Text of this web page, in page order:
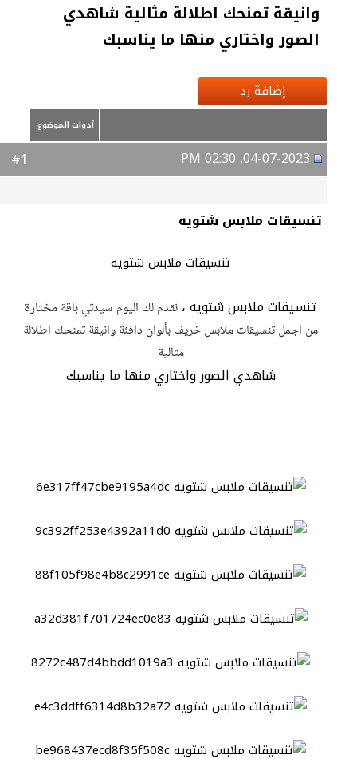
وانيقة تمنحك اطلالة مثالية شاهدي
الصور واختاري منها ما يناسبك
إضافة رد
أدوات الموضوع
1
تنسيقات ملابس شتويه
تنسيقات ملابس شتويه
تنسيقات ملابس شتويه ، نقدم لك اليوم سيدتي باقة مختارة
من اجمل تنسيقات ملابس خريف بألوان دافئة وانيقة تمنحك اطلالة
مثالية
شاهدي الصور واختاري منها ما يناسبك